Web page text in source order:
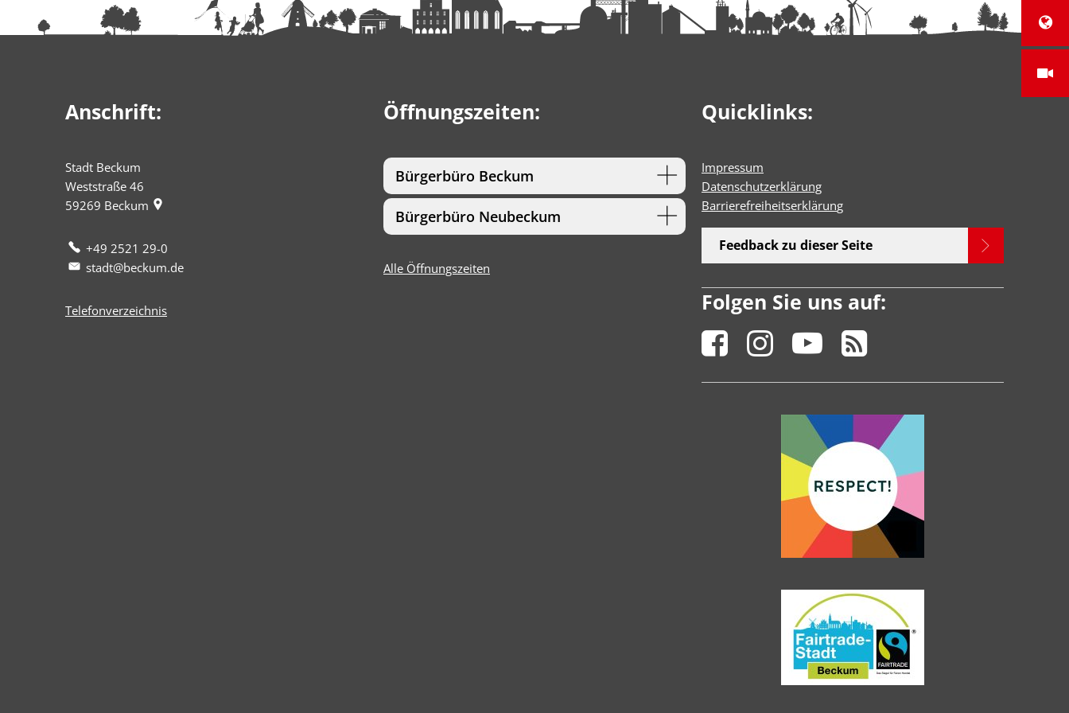
Anschrift:
Stadt Beckum
Weststraße 46
59269 Beckum
+49 2521 29-0
stadt@beckum.de
Telefonverzeichnis
Öffnungszeiten:
Bürgerbüro Beckum
Bürgerbüro Neubeckum
Alle Öffnungszeiten
Quicklinks:
Impressum
Datenschutzerklärung
Barrierefreiheitserklärung
Feedback zu dieser Seite
Folgen Sie uns auf: